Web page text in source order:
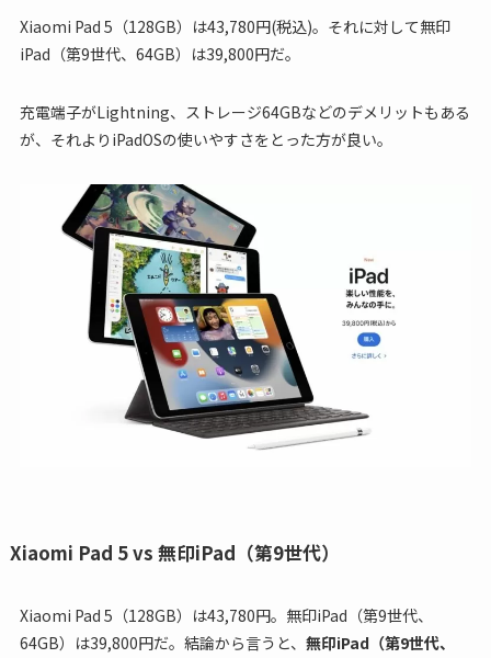
Xiaomi Pad 5（128GB）は43,780円(税込)。それに対して無印
iPad（第9世代、64GB）は39,800円だ。
充電端子がLightning、ストレージ64GBなどのデメリットもある
が、それよりiPadOSの使いやすさをとった方が良い。
Xiaomi Pad 5 vs 無印iPad（第9世代）
Xiaomi Pad 5（128GB）は43,780円。無印iPad（第9世代、
64GB）は39,800円だ。結論から言うと、 無印iPad（第9世代、